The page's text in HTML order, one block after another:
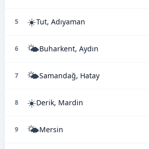
5 ☀️Tut, Adıyaman
6 🌤️Buharkent, Aydın
7 🌤️Samandağ, Hatay
8 ☀️Derik, Mardin
9 🌤️Mersin